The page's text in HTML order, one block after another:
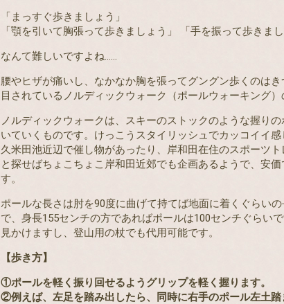
「まっすぐ歩きましょう」
「顎を引いて胸張って歩きましょう」 「手を振って歩きまし
なんて難しいですよね……
腰やヒザが痛いし、なかなか胸を張ってグングン歩くのは
目されているノルディックウォーク（ポールウォーキング）
ノルディックウォークは、スキーのストックのような握り
いていくものです。けっこうスタイリッシュでカッコイイ感
久米田池近辺で催し物があったり、岸和田在住のスポーツ
と探せばちょこちょこ岸和田近郊でも企画あるようで、安
す。
ポールな長さは肘を90度に曲げて持てば地面に着くぐらい
で、身長155センチの方であればポールは100センチぐらい
見かけますし、登山用の杖でも代用可能です。
【歩き方】
①ポールを軽く振り回せるようグリップを軽く握ります。
②例えば、左足を踏み出したら、同時に右手のポール左土